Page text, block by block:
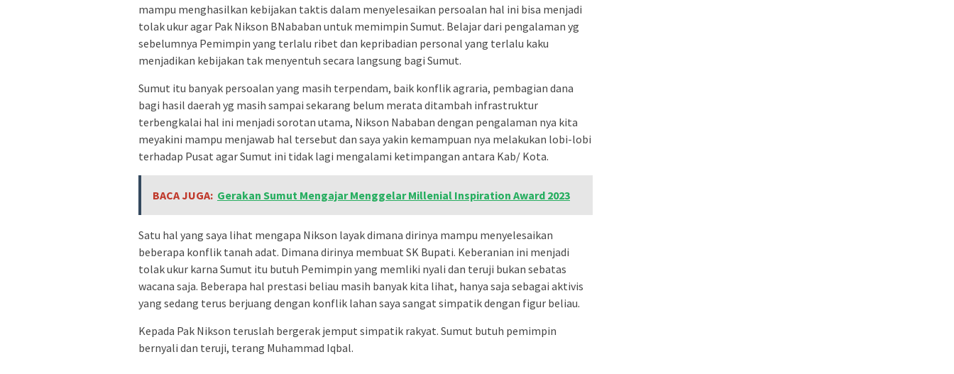
mampu menghasilkan kebijakan taktis dalam menyelesaikan persoalan hal ini bisa menjadi
tolak ukur agar Pak Nikson BNababan untuk memimpin Sumut. Belajar dari pengalaman yg
sebelumnya Pemimpin yang terlalu ribet dan kepribadian personal yang terlalu kaku
menjadikan kebijakan tak menyentuh secara langsung bagi Sumut.
Sumut itu banyak persoalan yang masih terpendam, baik konflik agraria, pembagian dana
bagi hasil daerah yg masih sampai sekarang belum merata ditambah infrastruktur
terbengkalai hal ini menjadi sorotan utama, Nikson Nababan dengan pengalaman nya kita
meyakini mampu menjawab hal tersebut dan saya yakin kemampuan nya melakukan lobi-lobi
terhadap Pusat agar Sumut ini tidak lagi mengalami ketimpangan antara Kab/ Kota.
BACA JUGA: Gerakan Sumut Mengajar Menggelar Millenial Inspiration Award 2023
Satu hal yang saya lihat mengapa Nikson layak dimana dirinya mampu menyelesaikan
beberapa konflik tanah adat. Dimana dirinya membuat SK Bupati. Keberanian ini menjadi
tolak ukur karna Sumut itu butuh Pemimpin yang memliki nyali dan teruji bukan sebatas
wacana saja. Beberapa hal prestasi beliau masih banyak kita lihat, hanya saja sebagai aktivis
yang sedang terus berjuang dengan konflik lahan saya sangat simpatik dengan figur beliau.
Kepada Pak Nikson teruslah bergerak jemput simpatik rakyat. Sumut butuh pemimpin
bernyali dan teruji, terang Muhammad Iqbal.